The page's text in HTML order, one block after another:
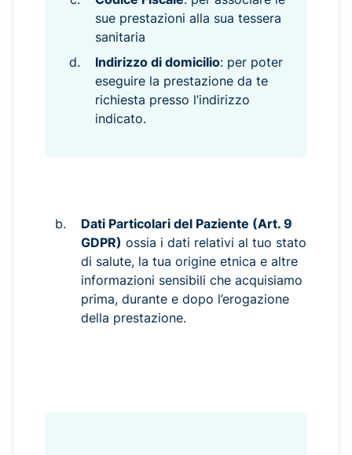
sue prestazioni alla sua tessera
sanitaria
Indirizzo di domicilio: per poter
eseguire la prestazione da te
richiesta presso l’indirizzo
indicato.
Dati Particolari del Paziente (Art. 9
GDPR) ossia i dati relativi al tuo stato
di salute, la tua origine etnica e altre
informazioni sensibili che acquisiamo
prima, durante e dopo l’erogazione
della prestazione.